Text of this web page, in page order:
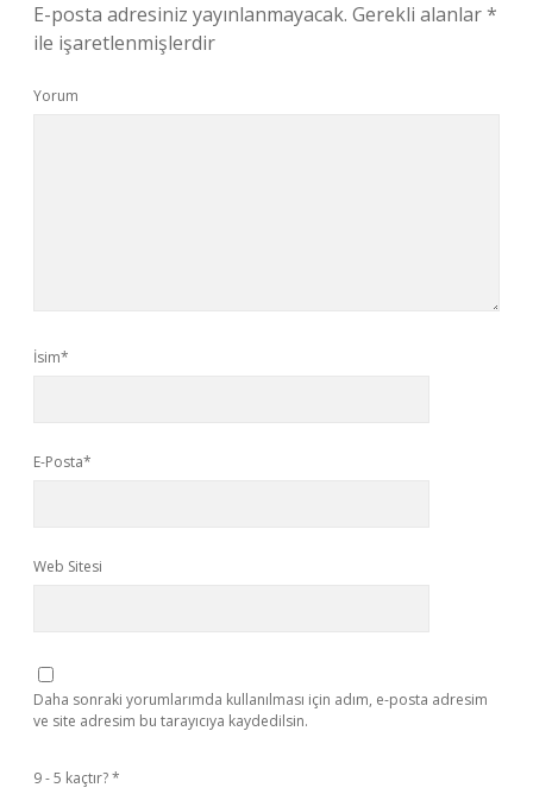
E-posta adresiniz yayınlanmayacak. Gerekli alanlar*
ile işaretlenmişlerdir
Yorum
İsim*
E-Posta*
Web Sitesi
Daha sonraki yorumlarımda kullanılması için adım, e-posta adresim
ve site adresim bu tarayıcıya kaydedilsin.
9 - 5 kaçtır?*